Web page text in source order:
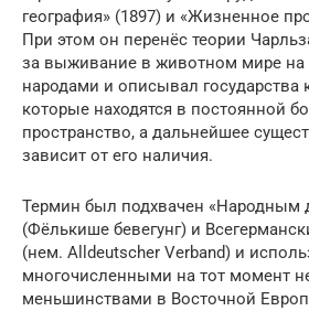
география» (1897) и «Жизненное
При этом он перенёс теории
за выживание в животном мире
народами и описывал государства
которые находятся в постоянной
пространство, а дальнейшее
зависит от его наличия.
Термин был подхвачен «Народным
(Фёлькише бевегунг) и
(нем. Alldeutscher Verband) и
многочисленными на тот момент
меньшинствами в Восточной